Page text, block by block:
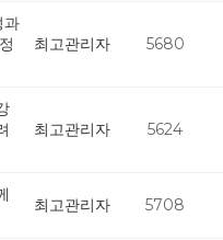
과
최고관리자 5680
최고관리자 5624
최고관리자 5708